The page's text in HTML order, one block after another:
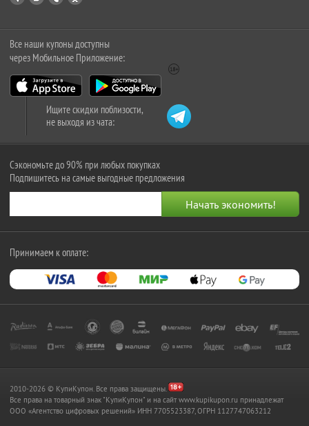
Все наши купоны доступны
через Мобильное Приложение:
Ищите скидки поблизости,
не выходя из чата:
Сэкономьте до 90% при любых покупках
Подпишитесь на самые выгодные предложения
Принимаем к оплате:
2010-2026 © КупиКупон. Все права защищены.
Все права на товарный знак "КупиКупон" и на сайт www.kupikupon.ru принадлежат
OOO «Агентство цифровых решений» ИНН 7705523387, ОГРН 1127747063212